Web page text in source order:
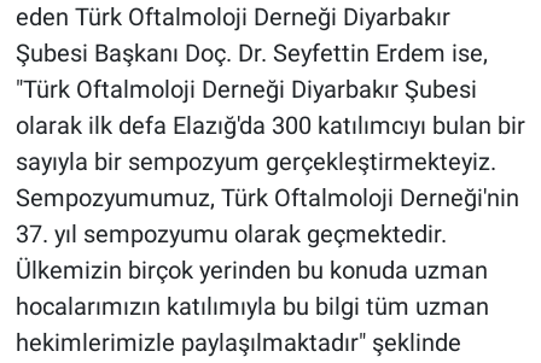
eden Türk Oftalmoloji Derneği Diyarbakır
Şubesi Başkanı Doç. Dr. Seyfettin Erdem ise,
"Türk Oftalmoloji Derneği Diyarbakır Şubesi
olarak ilk defa Elazığ'da 300 katılımcıyı bulan bir
sayıyla bir sempozyum gerçekleştirmekteyiz.
Sempozyumumuz, Türk Oftalmoloji Derneği'nin
37. yıl sempozyumu olarak geçmektedir.
Ülkemizin birçok yerinden bu konuda uzman
hocalarımızın katılımıyla bu bilgi tüm uzman
hekimlerimizle paylaşılmaktadır" şeklinde